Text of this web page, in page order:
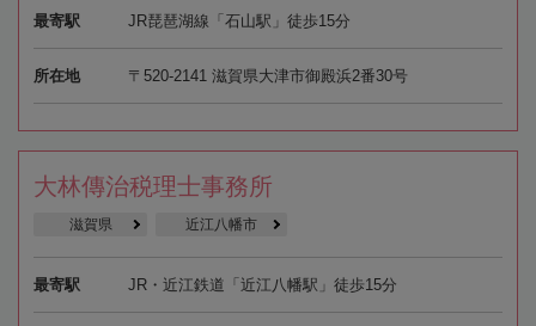
最寄駅 JR琵琶湖線「石山駅」徒歩15分
所在地 〒520-2141 滋賀県大津市御殿浜2番30号
大林傳治税理士事務所
滋賀県 近江八幡市
最寄駅 JR・近江鉄道「近江八幡駅」徒歩15分